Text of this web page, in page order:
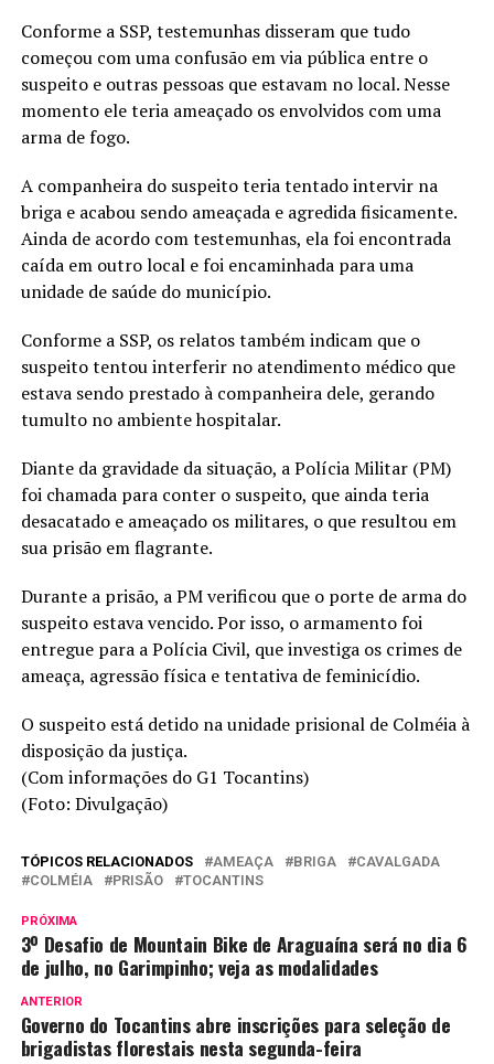
Conforme a SSP, testemunhas disseram que tudo
começou com uma confusão em via pública entre o
suspeito e outras pessoas que estavam no local. Nesse
momento ele teria ameaçado os envolvidos com uma
arma de fogo.
A companheira do suspeito teria tentado intervir na
briga e acabou sendo ameaçada e agredida fisicamente.
Ainda de acordo com testemunhas, ela foi encontrada
caída em outro local e foi encaminhada para uma
unidade de saúde do município.
Conforme a SSP, os relatos também indicam que o
suspeito tentou interferir no atendimento médico que
estava sendo prestado à companheira dele, gerando
tumulto no ambiente hospitalar.
Diante da gravidade da situação, a Polícia Militar (PM)
foi chamada para conter o suspeito, que ainda teria
desacatado e ameaçado os militares, o que resultou em
sua prisão em flagrante.
Durante a prisão, a PM verificou que o porte de arma do
suspeito estava vencido. Por isso, o armamento foi
entregue para a Polícia Civil, que investiga os crimes de
ameaça, agressão física e tentativa de feminicídio.
O suspeito está detido na unidade prisional de Colméia à
disposição da justiça.
(Com informações do G1 Tocantins)
(Foto: Divulgação)
TÓPICOS RELACIONADOS AMEAÇA BRIGA
CAVALGADA
COLMÉIA
PRISÃO TOCANTINS
PRÓXIMA
3º Desafio de Mountain Bike de Araguaína será no dia 6
de julho, no Garimpinho; veja as modalidades
ANTERIOR
Governo do Tocantins abre inscrições para seleção de
brigadistas florestais nesta segunda-feira